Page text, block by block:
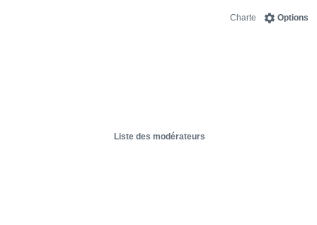
Options
Charte
Liste des modérateurs